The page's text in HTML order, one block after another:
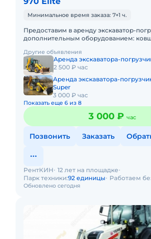
Минимальное время заказа: 7+1 ч.
Предоставим в аренду экскаватор-
дополнительным оборудованием:
спецтехники - половина
Другие объявления
Аренда экскаватора-
2 500 ₽ час
Аренда экскаватора-
Super
3 000 ₽ час
Показать еще 6 из 8
3 000 ₽ час
Позвонить Заказать
Обновлено сегодня
РентКИН 12 лет на площадке
Парк техники:92 единицы Работаем